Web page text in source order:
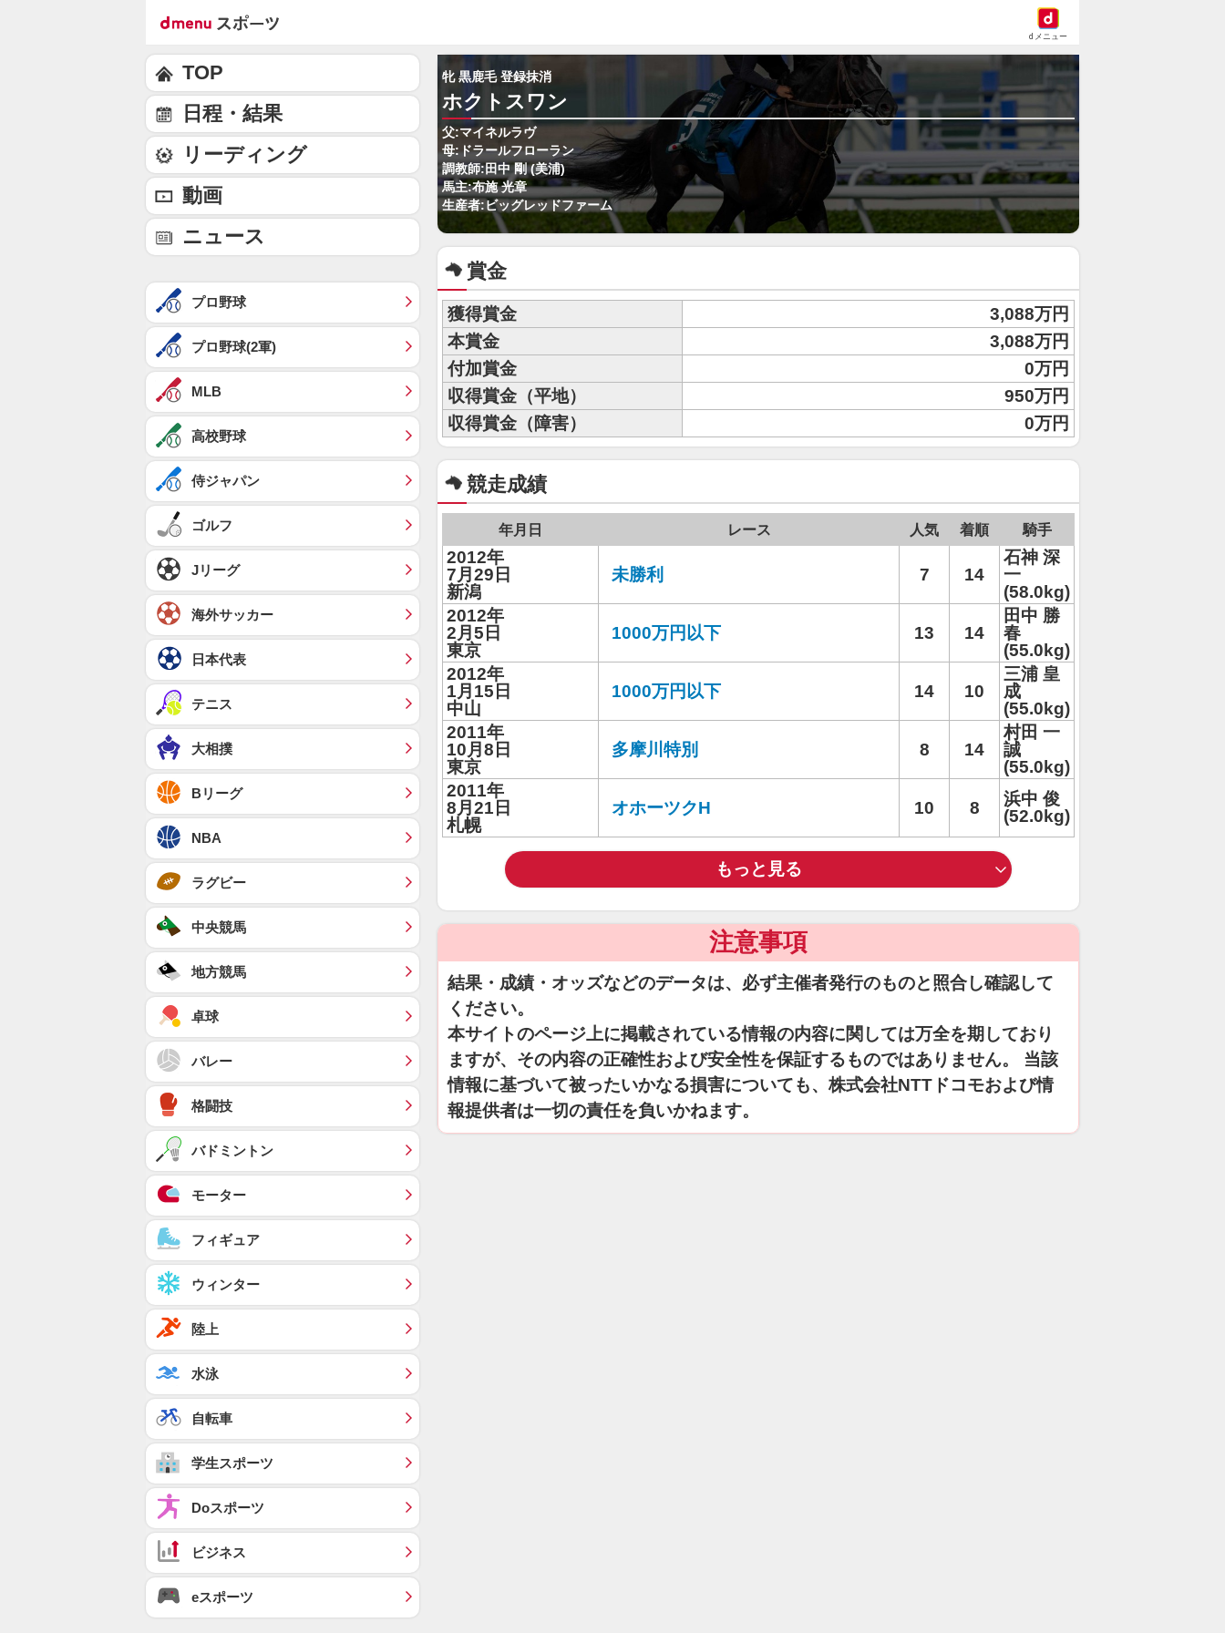
dメニュー
牝 黒鹿毛 登録抹消
ホクトスワン
父:マイネルラヴ
母:ドラールフローラン
調教師:田中 剛 (美浦)
馬主:布施 光章
生産者:ビッグレッドファーム
賞金
獲得賞金
3,088万円
本賞金
3,088万円
付加賞金
0万円
収得賞金（平地）
950万円
収得賞金（障害）
0万円
競走成績
年月日 レース 人気 着順 騎手
2012年
7月29日
新潟
未勝利 7 14
石神 深
一
(58.0kg)
2012年
2月5日
東京
1000万円以下 13 14
田中 勝
春
(55.0kg)
2012年
1月15日
中山
1000万円以下 14 10
三浦 皇
成
(55.0kg)
2011年
10月8日
東京
多摩川特別 8 14
村田 一
誠
(55.0kg)
2011年
8月21日
札幌
オホーツクH 10 8
浜中 俊
(52.0kg)
もっと見る
注意事項
結果・成績・オッズなどのデータは、必ず主催者発行のものと照合し確認して
ください。
本サイトのページ上に掲載されている情報の内容に関しては万全を期しており
ますが、その内容の正確性および安全性を保証するものではありません。 当該
情報に基づいて被ったいかなる損害についても、株式会社NTTドコモおよび情
報提供者は一切の責任を負いかねます。
TOP
日程・結果
リーディング
動画
ニュース
プロ野球
プロ野球(2軍)
MLB
高校野球
侍ジャパン
ゴルフ
Jリーグ
海外サッカー
日本代表
テニス
大相撲
Bリーグ
NBA
ラグビー
中央競馬
地方競馬
卓球
バレー
格闘技
バドミントン
モーター
フィギュア
ウィンター
陸上
水泳
自転車
学生スポーツ
Doスポーツ
ビジネス
eスポーツ